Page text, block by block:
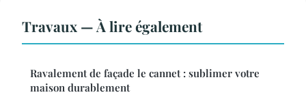
Travaux — À lire également
Ravalement de façade le cannet : sublimer votre
maison durablement